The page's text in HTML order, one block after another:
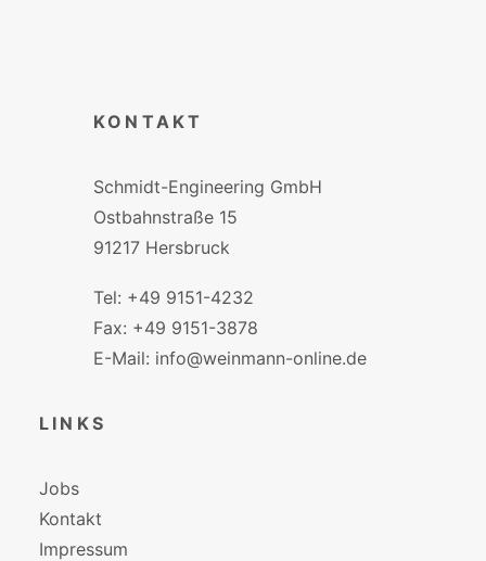
KONTAKT
Schmidt-Engineering GmbH
Ostbahnstraße 15
91217 Hersbruck
Tel: +49 9151-4232
Fax: +49 9151-3878
E-Mail: info@weinmann-online.de
LINKS
Jobs
Kontakt
Impressum